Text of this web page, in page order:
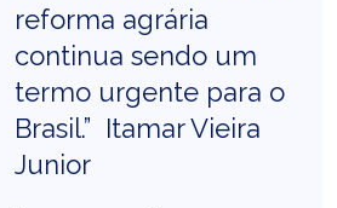
reforma agrária
continua sendo um
termo urgente para o
Brasil.” Itamar Vieira
Junior